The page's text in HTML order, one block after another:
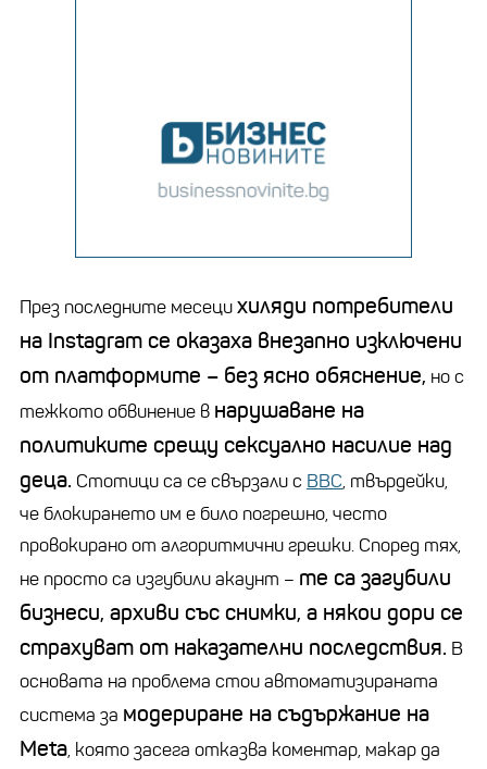
През последните месецихиляди потребители
на Instagram се оказаха внезапно изключени
от платформите – без ясно обяснение, но с
тежкото обвинение в нарушаване на
политиките срещу сексуално насилие над
деца. Стотици са се свързали с BBC, твърдейки,
че блокирането им е било погрешно, често
провокирано от алгоритмични грешки. Според тях,
не просто са изгубили акаунт – те са загубили
бизнеси, архиви със снимки, а някои дори се
страхуват от наказателни последствия. В
основата на проблема стои автоматизираната
система за модериране на съдържание на
Meta, която засега отказва коментар, макар да